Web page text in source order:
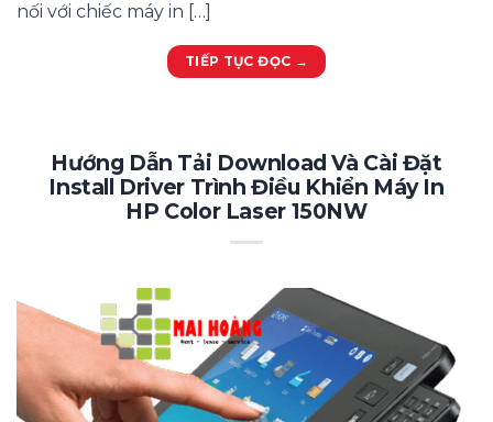
nối với chiếc máy in […]
TIẾP TỤC ĐỌC →
Hướng Dẫn Tải Download Và Cài Đặt
Install Driver Trình Điều Khiển Máy In
HP Color Laser 150NW